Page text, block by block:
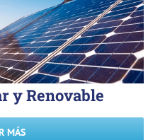
y Renovable
MÁS